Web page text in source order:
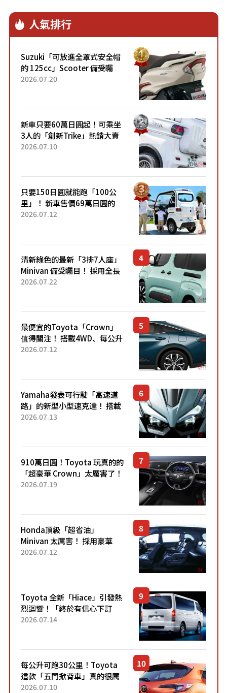
人氣排行
Suzuki「可放進全罩式安全帽
的 125cc」Scooter 備受矚
目！採用全新流線設計與各項
2026.07.20
新車只要60萬日圓起！可乘坐
3人的「創新Trike」熱銷大賣
成為人氣車款！「養車成本真
2026.07.10
只要150日圓就能跑「100公
里」！ 新車售價69萬日圓的
「3人座」Trike大受歡迎！ 順
2026.07.12
清新綠色的最新「3排7人座」
Minivan 備受矚目！ 採用全長
4.7公尺剛剛好的車身尺寸與
2026.07.22
最便宜的Toyota「Crown」
值得關注！ 搭載4WD、每公升
22.4公里低油耗表現超亮眼！
2026.07.12
Yamaha發表可行駛「高速道
路」的新型小型速克達！ 搭載
能享受超強勁「渦輪感」的動
2026.07.13
910萬日圓！Toyota 玩真的的
「超豪華 Crown」太厲害了！
採用由「匠人技藝」打造的
2026.07.19
Honda頂級「超省油」
Minivan 太厲害！ 採用豪華
「真皮座椅」與專屬「黑色內
「三...
2026.07.12
Toyota 全新「Hiace」引發熱
烈迴響！「終於有信心下訂
了！」「哪個等級交車最
車？...
2026.07.14
每公升可跑30公里！Toyota
這款「五門掀背車」真的很厲
害！ 擁有全長4.3公尺的「剛剛
2026.07.10